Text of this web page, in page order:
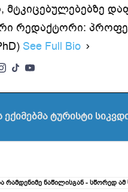
მტკიცებულებებზე
რედაქტორი:
See Full Bio
ტურისტი
ნაწილისგან - სწორედ ამ